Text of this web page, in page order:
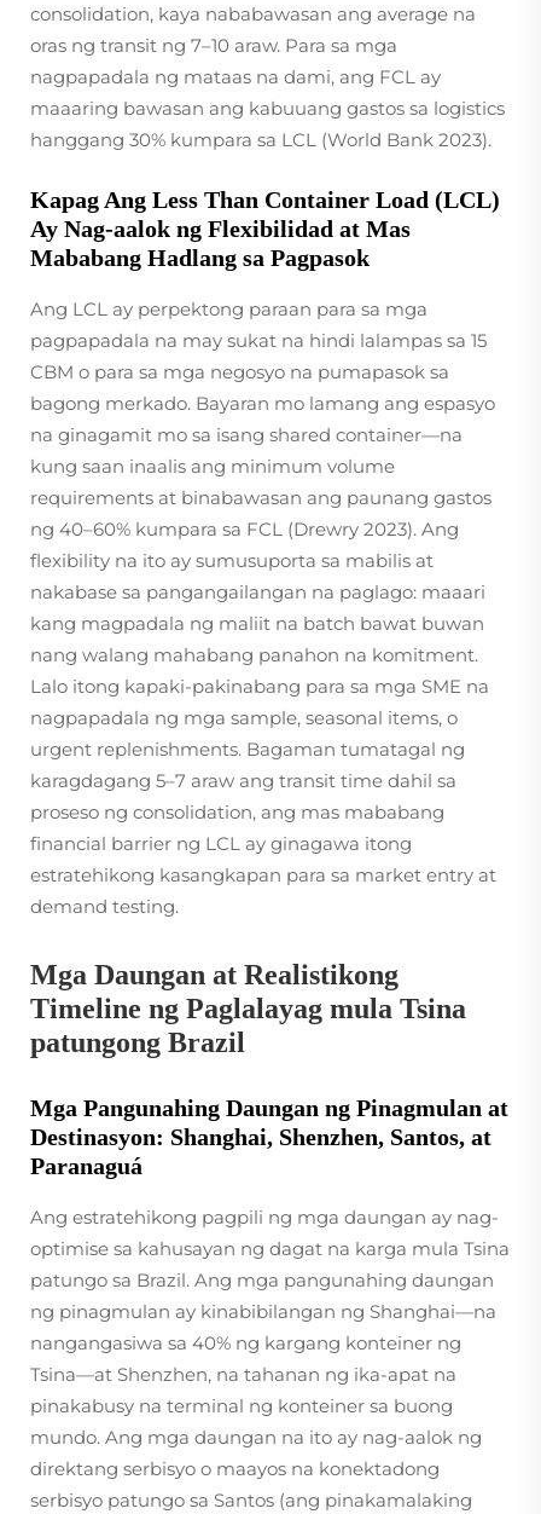
consolidation, kaya nababawasan ang average na
oras ng transit ng 7–10 araw. Para sa mga
nagpapadala ng mataas na dami, ang FCL ay
maaaring bawasan ang kabuuang gastos sa logistics
hanggang 30% kumpara sa LCL (World Bank 2023).
Kapag Ang Less Than Container Load (LCL)
Ay Nag-aalok ng Flexibilidad at Mas
Mababang Hadlang sa Pagpasok
Ang LCL ay perpektong paraan para sa mga
pagpapadala na may sukat na hindi lalampas sa 15
CBM o para sa mga negosyo na pumapasok sa
bagong merkado. Bayaran mo lamang ang espasyo
na ginagamit mo sa isang shared container—na
kung saan inaalis ang minimum volume
requirements at binabawasan ang paunang gastos
ng 40–60% kumpara sa FCL (Drewry 2023). Ang
flexibility na ito ay sumusuporta sa mabilis at
nakabase sa pangangailangan na paglago: maaari
kang magpadala ng maliit na batch bawat buwan
nang walang mahabang panahon na komitment.
Lalo itong kapaki-pakinabang para sa mga SME na
nagpapadala ng mga sample, seasonal items, o
urgent replenishments. Bagaman tumatagal ng
karagdagang 5–7 araw ang transit time dahil sa
proseso ng consolidation, ang mas mababang
financial barrier ng LCL ay ginagawa itong
estratehikong kasangkapan para sa market entry at
demand testing.
Mga Daungan at Realistikong
Timeline ng Paglalayag mula Tsina
patungong Brazil
Mga Pangunahing Daungan ng Pinagmulan at
Destinasyon: Shanghai, Shenzhen, Santos, at
Paranaguá
Ang estratehikong pagpili ng mga daungan ay nag-
optimise sa kahusayan ng dagat na karga mula Tsina
patungo sa Brazil. Ang mga pangunahing daungan
ng pinagmulan ay kinabibilangan ng Shanghai—na
nangangasiwa sa 40% ng kargang konteiner ng
Tsina—at Shenzhen, na tahanan ng ika-apat na
pinakabusy na terminal ng konteiner sa buong
mundo. Ang mga daungan na ito ay nag-aalok ng
direktang serbisyo o maayos na konektadong
serbisyo patungo sa Santos (ang pinakamalaking